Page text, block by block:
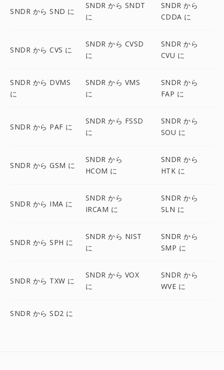
SNDR から SND に
SNDR から SNDT
に
SNDR から
CDDA に
SNDR から CVS に
SNDR から CVSD
に
SNDR から
CVU に
SNDR から DVMS
に
SNDR から VMS
に
SNDR から
FAP に
SNDR から PAF に
SNDR から FSSD
に
SNDR から
SOU に
SNDR から GSM に
SNDR から
HCOM に
SNDR から
HTK に
SNDR から IMA に
SNDR から
IRCAM に
SNDR から
SLN に
SNDR から SPH に
SNDR から NIST
に
SNDR から
SMP に
SNDR から TXW に
SNDR から VOX
に
SNDR から
WVE に
SNDR から SD2 に